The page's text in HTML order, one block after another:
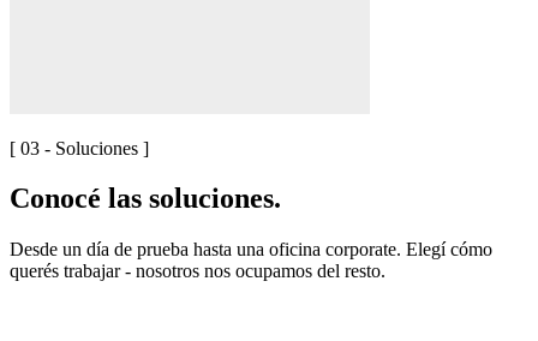
[ 03 - Soluciones ]
Conocé las soluciones.
Desde un día de prueba hasta una oficina corporate. Elegí cómo
querés trabajar - nosotros nos ocupamos del resto.